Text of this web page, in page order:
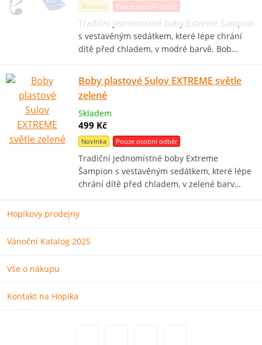
Novinka Pouze osobní odběr
Tradiční jednomístné boby Extreme Šampion
s vestavěným sedátkem, které lépe chrání
dítě před chladem, v modré barvě. Bob…
Boby plastové Sulov EXTREME světle
zelené
Skladem
499 Kč
Novinka Pouze osobní odběr
Tradiční jednomístné boby Extreme
Šampion s vestavěným sedátkem, které lépe
chrání dítě před chladem, v zelené barv…
Hopíkovy prodejny
Vánoční Katalog 2025
Vše o nákupu
Kontakt na Hopíka